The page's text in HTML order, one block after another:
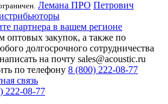
Лемана ПРО Петрович
партнера в вашем регионе
оптовых закупок, а также по
долгосрочного сотрудничества
на почту sales@acoustic.ru
по телефону 8 (800) 222-08-77
связь
222-08-77